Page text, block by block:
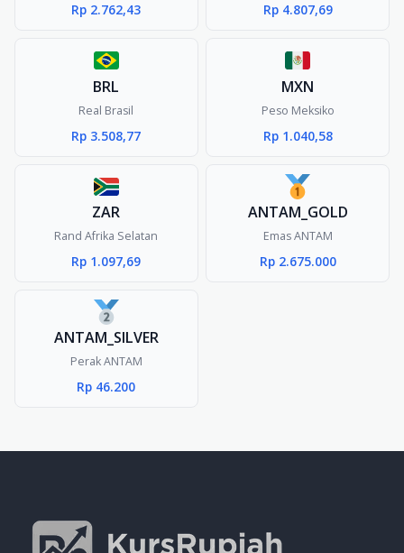
Rp 2.762,43 Rp 4.807,69
BRL
Real Brasil
Rp 3.508,77
MXN
Peso Meksiko
Rp 1.040,58
ZAR
Rand Afrika Selatan
Rp 1.097,69
ANTAM_GOLD
Emas ANTAM
Rp 2.675.000
ANTAM_SILVER
Perak ANTAM
Rp 46.200